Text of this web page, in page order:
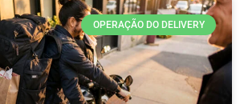
OPERAÇÃO DO DELIVERY